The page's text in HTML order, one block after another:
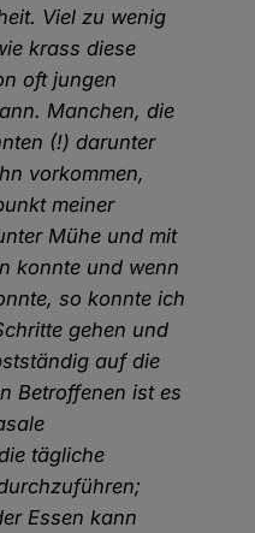
Viel zu wenig
krass diese
oft jungen
Manchen, die
(!) darunter
vorkommen,
meiner
Mühe und mit
konnte und wenn
so konnte ich
gehen und
auf die
Betroffenen ist es
tägliche
Essen kann